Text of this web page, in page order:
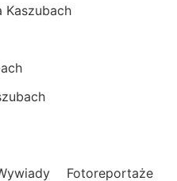
Kaszubach
Fotoreportaże